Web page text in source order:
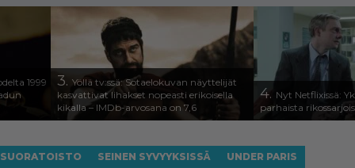
1999
3. Yöllä tv:ssä: Sotaelokuvan näyttelijät
kasvattivat lihakset nopeasti erikoisella
kikalla – IMDb-arvosana on 7,6
4. Nyt Netflixissä:
parhaista
SUORATOISTO SEINEN SYVYYKSISSÄ UNDER PARIS